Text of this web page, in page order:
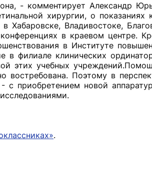
- комментирует Александр
хирургии, о показаниях
в Хабаровске, Владивостоке,
в краевом центре.
в Институте
в филиале клинических
этих учебных
Поэтому в
с приобретением новой
.